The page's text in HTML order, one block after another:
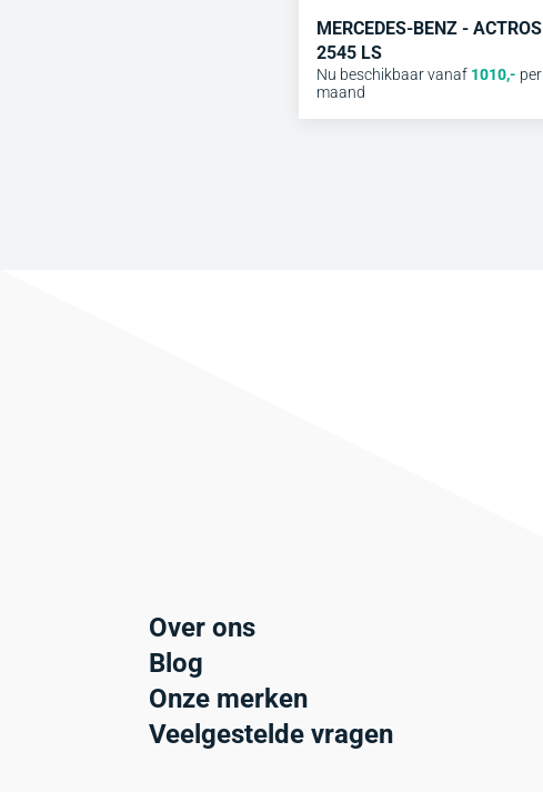
MERCEDES-BENZ - ACTROS
2545 LS
Nu beschikbaar vanaf 1010,- per
maand
Over ons
Blog
Onze merken
Veelgestelde vragen